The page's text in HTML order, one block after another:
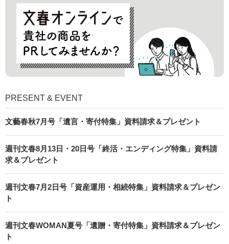
PRESENT & EVENT
文藝春秋7月号「遺言・寄付特集」資料請求＆プレゼント
週刊文春8月13日・20日号「終活・エンディング特集」資料請
求＆プレゼント
週刊文春7月2日号「資産運用・相続特集」資料請求＆プレゼン
ト
週刊文春WOMAN夏号「遺贈・寄付特集」資料請求＆プレゼン
ト